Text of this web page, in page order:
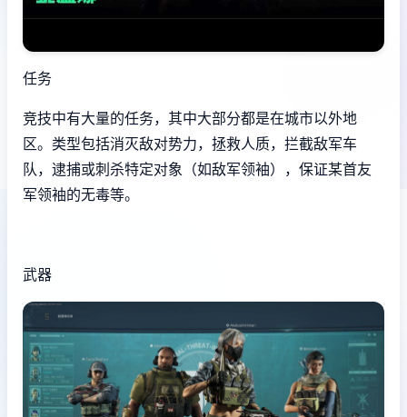
任务
竞技中有大量的任务，其中大部分都是在城市以外地
区。类型包括消灭敌对势力，拯救人质，拦截敌军车
队，逮捕或刺杀特定对象（如敌军领袖），保证某首友
军领袖的无毒等。
武器